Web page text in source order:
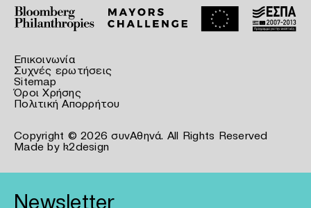
Επικοινωνία
Συχνές ερωτήσεις
Sitemap
Όροι Χρήσης
Πολιτική Απορρήτου
Copyright © 2026 συνΑθηνά. All Rights Reserved
Made by k2design
Newsletter